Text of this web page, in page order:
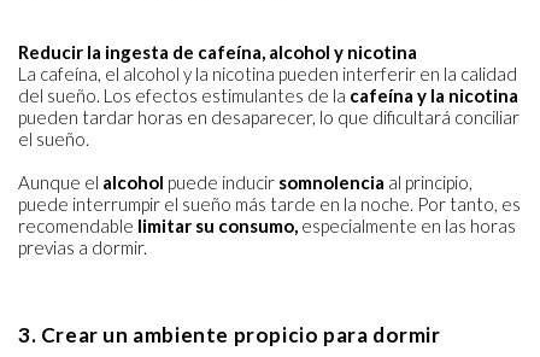
Reducir la ingesta de cafeína, alcohol y nicotina
La cafeína, el alcohol y la nicotina pueden interferir en la calidad
del sueño. Los efectos estimulantes de la cafeína y la nicotina
pueden tardar horas en desaparecer, lo que dificultará conciliar
el sueño.
Aunque el alcohol puede inducir somnolencia al principio,
puede interrumpir el sueño más tarde en la noche. Por tanto, es
recomendable limitar su consumo, especialmente en las horas
previas a dormir.
3. Crear un ambiente propicio para dormir